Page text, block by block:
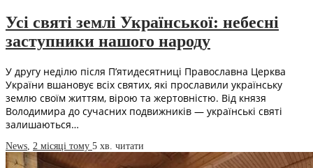
Усі святі землі Української: небесні
заступники нашого народу
У другу неділю після П’ятидесятниці Православна Церква
України вшановує всіх святих, які прославили українську
землю своїм життям, вірою та жертовністю. Від князя
Володимира до сучасних подвижників — українські святі
залишаються…
News 2 місяці тому 5 хв. читати